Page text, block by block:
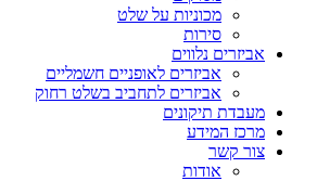
מכוניות על שלט
סירות
אביזרים נלווים
אביזרים לאופניים חשמליים
אביזרים לתחביב בשלט רחוק
מעבדת תיקונים
מרכז המידע
צור קשר
אודות